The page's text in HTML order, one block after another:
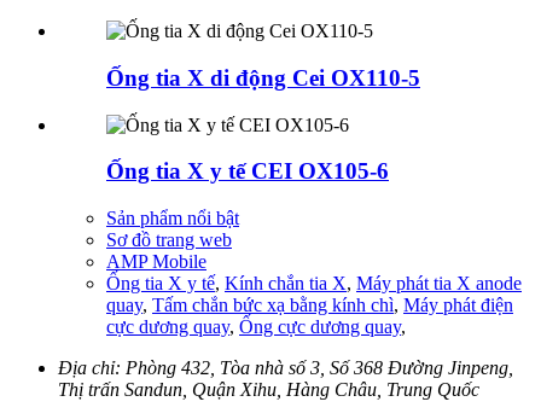
Ống tia X di động Cei OX110-5
Ống tia X y tế CEI OX105-6
Sản phẩm nổi bật
Sơ đồ trang web
AMP Mobile
Ống tia X y tế, Kính chắn tia X, Máy phát tia X anode
quay, Tấm chắn bức xạ bằng kính chì, Máy phát điện
cực dương quay, Ống cực dương quay,
Địa chỉ: Phòng 432, Tòa nhà số 3, Số 368 Đường Jinpeng,
Thị trấn Sandun, Quận Xihu, Hàng Châu, Trung Quốc